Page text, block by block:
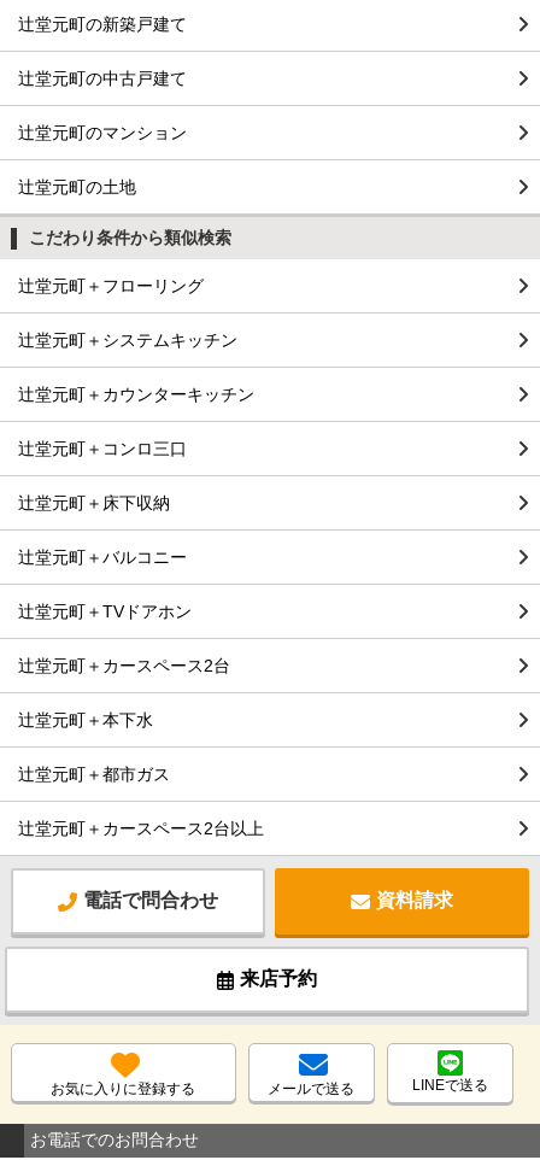
辻堂元町の新築戸建て
辻堂元町の中古戸建て
辻堂元町のマンション
辻堂元町の土地
こだわり条件から類似検索
辻堂元町＋フローリング
辻堂元町＋システムキッチン
辻堂元町＋カウンターキッチン
辻堂元町＋コンロ三口
辻堂元町＋床下収納
辻堂元町＋バルコニー
辻堂元町＋TVドアホン
辻堂元町＋カースペース2台
辻堂元町＋本下水
辻堂元町＋都市ガス
辻堂元町＋カースペース2台以上
電話で問合わせ 資料請求
来店予約
お気に入りに登録する メールで送る LINEで送る
お電話でのお問合わせ